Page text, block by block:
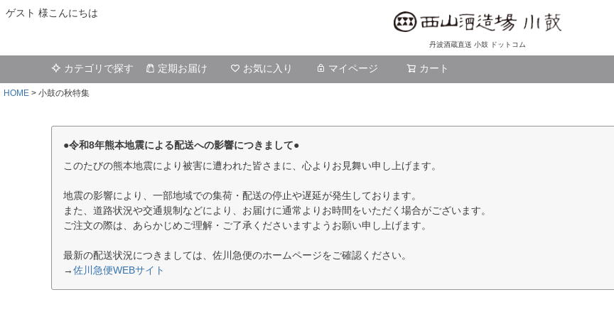
ゲスト 様こんにちは
丹波酒蔵直送 小鼓 ドットコム
カテゴリで探す 定期お届け お気に入り マイページ カート
HOME 小鼓の秋特集
●令和8年熊本地震による配送への影響につきまして●
このたびの熊本地震により被害に遭われた皆さまに、心よりお見舞い申し上げます。
地震の影響により、一部地域での集荷・配送の停止や遅延が発生しております。
また、道路状況や交通規制などにより、お届けに通常よりお時間をいただく場合がございます。
ご注文の際は、あらかじめご理解・ご了承くださいますようお願い申し上げます。
最新の配送状況につきましては、佐川急便のホームページをご確認ください。
→佐川急便WEBサイト